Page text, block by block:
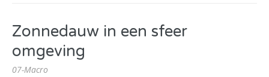
Zonnedauw in een sfeer
omgeving
07-Macro